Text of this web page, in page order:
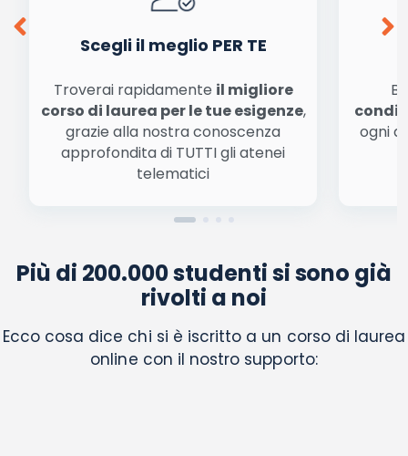
finalità di marketing diretto con modalità
Scegli il meglio PER TE
Troverai rapidamente il migliore
corso di laurea per le tue esigenze,
grazie alla nostra conoscenza
approfondita di TUTTI gli atenei
telematici
ogni
Più di 200.000 studenti si sono già
rivolti a noi
Ecco cosa dice chi si è iscritto a un corso di laurea
online con il nostro supporto: